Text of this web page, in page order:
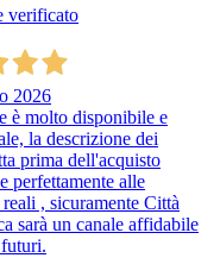
verificato
2026
è molto disponibile e
la descrizione dei
prima dell'acquisto
perfettamente alle
, sicuramente Città
sarà un canale affidabile